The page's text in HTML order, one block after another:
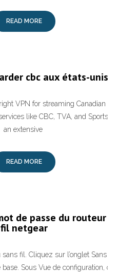
READ MORE
cbc aux états-unis
VPN for streaming Canadian
like CBC, TVA, and
an extensive
READ MORE
de passe du routeur
fil netgear
fil. Cliquez sur l’onglet Sans fil,
Sous Vue de configuration,